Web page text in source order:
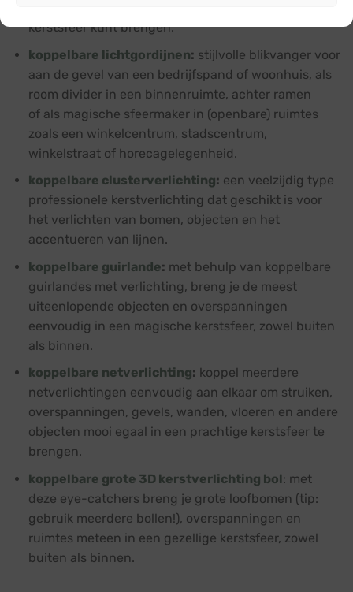
kerstsfeer kunt brengen.
koppelbare lichtgordijnen: stijlvolle blikvanger voor
aan de gevel van een bedrijfspand of woonhuis, als
room divider in een binnenruimte, achter ramen
of als magische sfeermaker in (openbare) ruimtes
zoals een winkelcentrum, stadscentrum,
winkelstraat of horecagelegenheid.
koppelbare clusterverlichting: een veelzijdig type
professionele kerstverlichting dat geschikt is voor
het verlichten van bomen, objecten en het
accentueren van lijnen.
koppelbare guirlande: met behulp van koppelbare
guirlandes met verlichting, breng je de meest
uiteenlopende objecten en overspanningen
eenvoudig in een magische kerstsfeer, zowel buiten
als binnen.
koppelbare netverlichting: koppel meerdere
netverlichtingen eenvoudig aan elkaar om struiken,
overspanningen, gevels, wanden, vloeren en andere
objecten mooi egaal in een prachtige kerstsfeer te
brengen.
koppelbare grote 3D kerstverlichting bol: met
deze eye-catchers breng je grote loofbomen (tip:
gebruik meerdere bollen!), overspanningen en
ruimtes meteen in een gezellige kerstsfeer, zowel
buiten als binnen.